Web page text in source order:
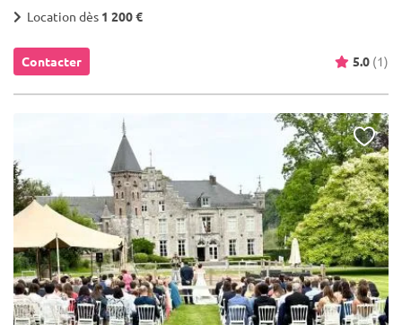
Location dès 1 200 €
Contacter 5.0 (1)